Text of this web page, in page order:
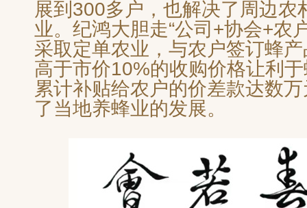
展到300多户，也解决了周边农
业。纪鸿大胆走“公司+协会+农
采取定单农业，与农户签订蜂
高于市价10%的收购价格让利
累计补贴给农户的价差款达数
了当地养蜂业的发展。